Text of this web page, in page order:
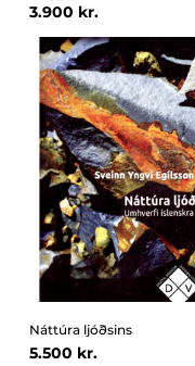
3.900 kr.
Náttúra ljóðsins
5.500 kr.